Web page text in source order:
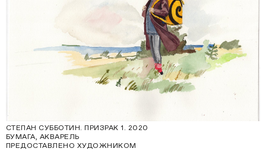
СТЕПАН СУББОТИН. ПРИЗРАК 1. 2020
БУМАГА, АКВАРЕЛЬ
ПРЕДОСТАВЛЕНО ХУДОЖНИКОМ